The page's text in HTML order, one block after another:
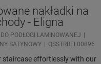
nakładki na
- Eligna
PODŁOGI LAMINOWANEJ
SATYNOWY
QSSTRBEL00896
staircase effortlessly with our